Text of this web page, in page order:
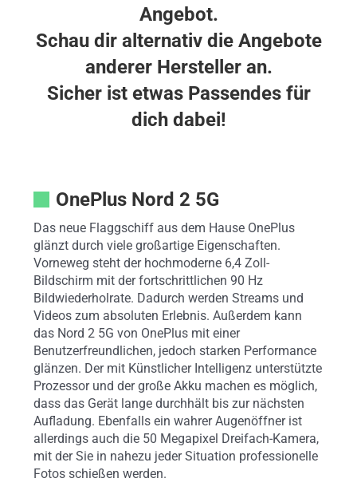
Angebot.
Schau dir alternativ die Angebote
anderer Hersteller an.
Sicher ist etwas Passendes für
dich dabei!
OnePlus Nord 2 5G
Das neue Flaggschiff aus dem Hause OnePlus
glänzt durch viele großartige Eigenschaften.
Vorneweg steht der hochmoderne 6,4 Zoll-
Bildschirm mit der fortschrittlichen 90 Hz
Bildwiederholrate. Dadurch werden Streams und
Videos zum absoluten Erlebnis. Außerdem kann
das Nord 2 5G von OnePlus mit einer
Benutzerfreundlichen, jedoch starken Performance
glänzen. Der mit Künstlicher Intelligenz unterstützte
Prozessor und der große Akku machen es möglich,
dass das Gerät lange durchhält bis zur nächsten
Aufladung. Ebenfalls ein wahrer Augenöffner ist
allerdings auch die 50 Megapixel Dreifach-Kamera,
mit der Sie in nahezu jeder Situation professionelle
Fotos schießen werden.